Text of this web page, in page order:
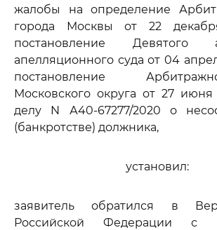
жалобы на определение
города Москвы от 22
постановление Девятого
апелляционного суда от 04
постановление
Московского округа от 27
делу N А40-67277/2020 о
(банкротстве) должника,
установил:
заявитель обратился в
Российской Федерации с